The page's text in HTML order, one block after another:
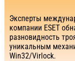
Эксперты
компании ESET
разновидность
уникальным
Win32/Virlock.